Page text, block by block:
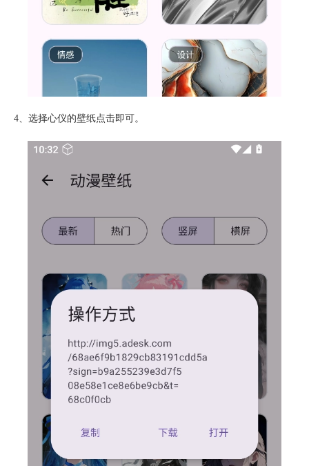
4、选择心仪的壁纸点击即可。